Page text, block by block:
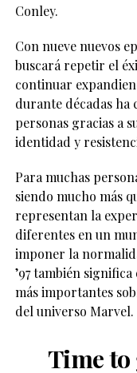
Conley.
Con nueve nuevos
buscará repetir el
continuar
durante décadas ha
personas gracias a
identidad y
Para muchas
siendo mucho más
representan la
diferentes en un
imponer la
’97 también
más importantes
del universo Marvel.
Time to